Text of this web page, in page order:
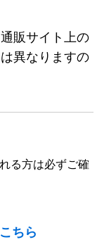
販サイト上の
異なりますの
る方は必ずご確
こちら